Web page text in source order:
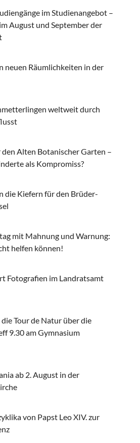
im Studienangebot –
August und September der
neuen Räumlichkeiten in der
weltweit durch
Alten Botanischer Garten –
als Kompromiss?
die Kiefern für den Brüder-
mit Mahnung und Warnung:
helfen können!
Fotografien im Landratsamt
Tour de Natur über die
9.30 am Gymnasium
ab 2. August in der
von Papst Leo XIV. zur